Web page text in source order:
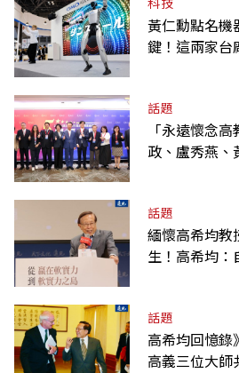
黃仁勳點名機
鍵！這兩家台
話題
「永遠懷念
政、盧秀燕、
話題
緬懷高希均教
生！高希均：
話題
高希均回憶錄
高義三位大師